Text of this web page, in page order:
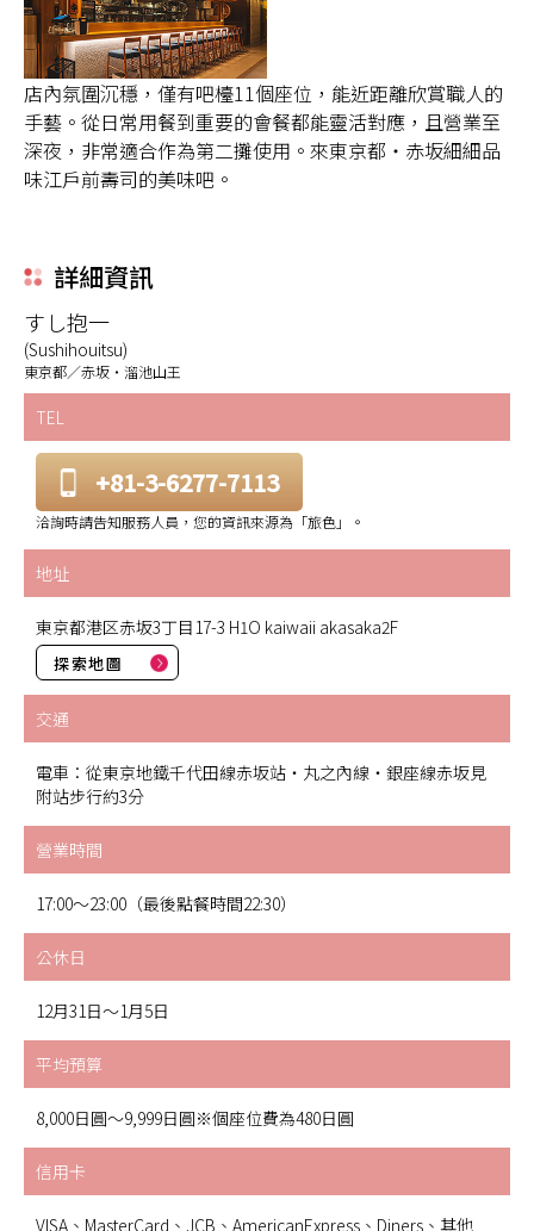
店內氛圍沉穩，僅有吧檯11個座位，能近距離欣賞職人的
手藝。從日常用餐到重要的會餐都能靈活對應，且營業至
深夜，非常適合作為第二攤使用。來東京都・赤坂細細品
味江戶前壽司的美味吧。
詳細資訊
すし抱一
(Sushihouitsu)
東京都／赤坂・溜池山王
TEL
+81-3-6277-7113
洽詢時請告知服務人員，您的資訊來源為「旅色」。
地址
東京都港区赤坂3丁目17-3 H1O kaiwaii akasaka2F
探索地圖
交通
電車：從東京地鐵千代田線赤坂站・丸之內線・銀座線赤坂見
附站步行約3分
營業時間
17:00～23:00（最後點餐時間22:30）
公休日
12月31日～1月5日
平均預算
8,000日圓～9,999日圓※個座位費為480日圓
信用卡
VISA、MasterCard、JCB、AmericanExpress、Diners、其他